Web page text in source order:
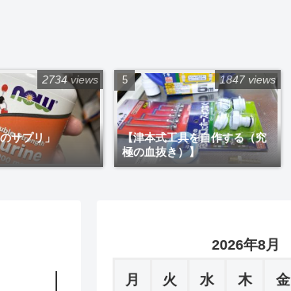
サプリ」
2734 views
【津本式工具を自作する（究
極の血抜き）】
1847 views
2026年8月
月 火 水 木 金